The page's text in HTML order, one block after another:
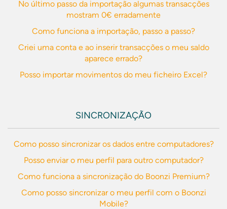
No último passo da importação algumas transacções
mostram 0€ erradamente
Como funciona a importação, passo a passo?
Criei uma conta e ao inserir transacções o meu saldo
aparece errado?
Posso importar movimentos do meu ficheiro Excel?
SINCRONIZAÇÃO
Como posso sincronizar os dados entre computadores?
Posso enviar o meu perfil para outro computador?
Como funciona a sincronização do Boonzi Premium?
Como posso sincronizar o meu perfil com o Boonzi
Mobile?